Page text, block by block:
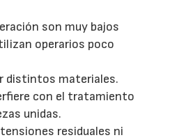
son muy bajos
operarios poco
distintos materiales.
con el tratamiento
unidas.
residuales ni